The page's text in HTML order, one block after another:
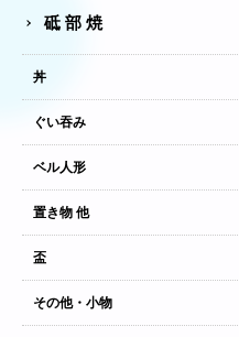
砥部焼
丼
ぐい吞み
ベル人形
置き物 他
盃
その他・小物